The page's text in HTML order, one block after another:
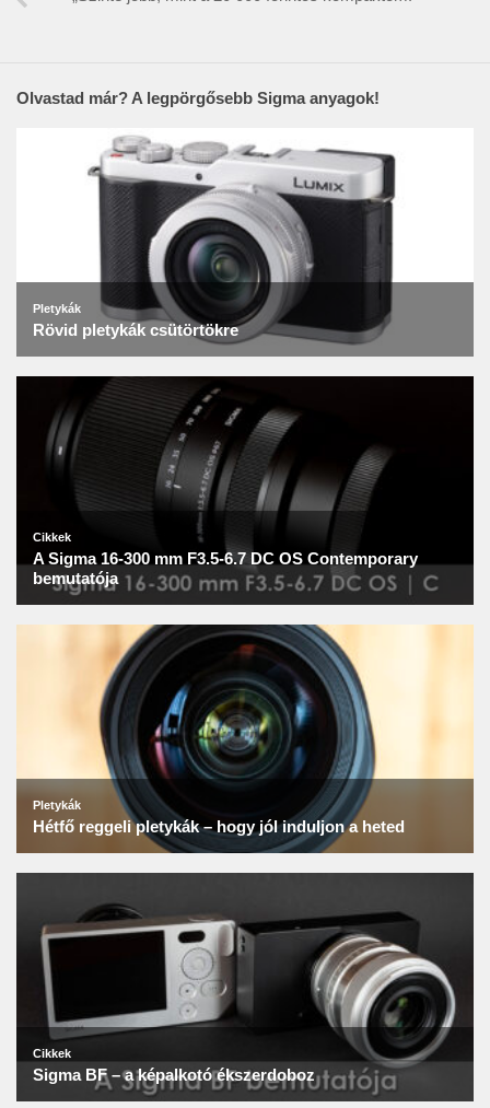
Olvastad már? A legpörgősebb Sigma anyagok!